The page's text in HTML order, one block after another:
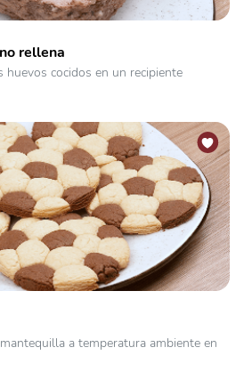
rellena
huevos cocidos en un recipiente
a temperatura ambiente en